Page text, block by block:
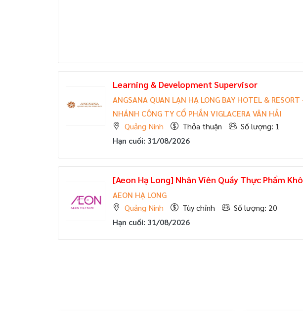
Learning & Development Supervisor
ANGSANA QUAN LẠN HẠ LONG BAY HOTEL & RESORT
NHÁNH CÔNG TY CỔ PHẦN VIGLACERA VÂN HẢI
Quảng Ninh
Thỏa thuận
Số lượng: 1
Hạn cuối: 31/08/2026
[Aeon Hạ Long] Nhân Viên Quầy Thực Phẩm Khô
AEON HẠ LONG
Quảng Ninh
Tùy chỉnh
Số lượng: 20
Hạn cuối: 31/08/2026